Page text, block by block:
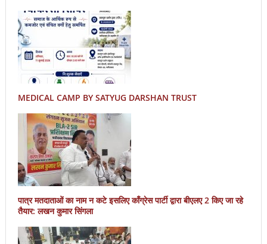
MEDICAL CAMP BY SATYUG DARSHAN TRUST
पात्र मतदाताओं का नाम न कटे इसलिए काँग्रेस पार्टी द्वारा बीएलए 2 किए जा रहे
तैयार: लखन कुमार सिंगला